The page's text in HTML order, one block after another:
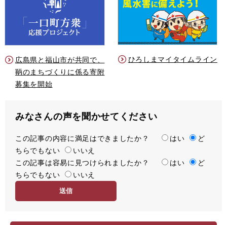
広島県と福山市が共同で、
鞆のまちづくりに係る寄附
募集を開始
ひろしまマイタイムライン
みなさんの声を聞かせてください
満
足
度
この記事の内容に満足はできましたか？ はい
ど
ちらでもない
いいえ
容
易
この記事は容易に見つけられましたか？ はい
ど
ちらでもない
いいえ